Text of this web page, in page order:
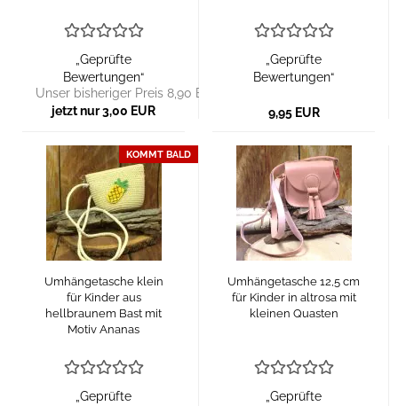
„Geprüfte
Bewertungen“
Unser bisheriger Preis 8,90 EUR
jetzt nur 3,00 EUR
„Geprüfte
Bewertungen“
9,95 EUR
KOMMT BALD
Umhängetasche klein
für Kinder aus
hellbraunem Bast mit
Motiv Ananas
„Geprüfte
Umhängetasche 12,5 cm
für Kinder in altrosa mit
kleinen Quasten
„Geprüfte